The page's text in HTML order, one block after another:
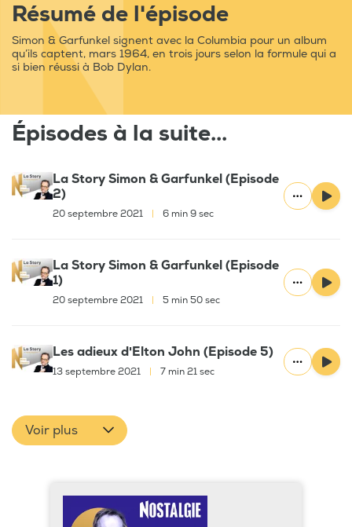
Résumé de l'épisode
Simon & Garfunkel signent avec la Columbia pour un album
qu’ils captent, mars 1964, en trois jours selon la formule qui a
si bien réussi à Bob Dylan.
Épisodes à la suite...
La Story Simon & Garfunkel (Episode
2)
20 septembre 2021 6 min 9 sec
La Story Simon & Garfunkel (Episode
1)
20 septembre 2021 5 min 50 sec
Les adieux d'Elton John (Episode 5)
13 septembre 2021 7 min 21 sec
Voir plus